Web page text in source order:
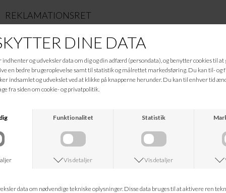
REKLAMATIONSRET
fra den dag du har modtaget varen.Går varen mod forventning i stykker, repareres
originalkvittering vedlægges.
Bemærk venligst at reklamationsretten ikke dækker forkert håndtering eller groft
misbrug af varen.
Hvis reklamationen er berettiget dækker vi de fragtomkostninger du som kunde,
måtte have i forbindelse med returnering af varen. Hvis du ønsker at reklamere over
en modtaget varer, bedes du kontakte os på tlf. 75 36 03 17 eller på schelde-
vejen@mail.dk. Så vurderer vi hvordan reklamationen skal behandles. Ved
VIGTIGT: Reklamationer uden forudgående kontakt og original kvittering vil blive